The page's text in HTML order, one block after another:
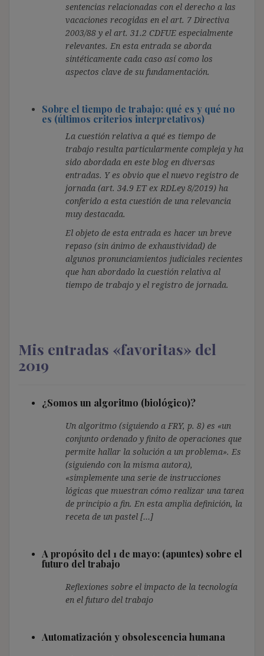
sentencias relacionadas con el derecho a las
vacaciones recogidas en el art. 7 Directiva
2003/88 y el art. 31.2 CDFUE especialmente
relevantes. En esta entrada se aborda
sintéticamente cada caso así como los
aspectos clave de su fundamentación.
Sobre el tiempo de trabajo: qué es y qué no
es (últimos criterios interpretativos)
La cuestión relativa a qué es tiempo de
trabajo resulta particularmente compleja y ha
sido abordada en este blog en diversas
entradas. Y es obvio que el nuevo registro de
jornada (art. 34.9 ET ex RDLey 8/2019) ha
conferido a esta cuestión de una relevancia
muy destacada.
El objeto de esta entrada es hacer un breve
repaso (sin ánimo de exhaustividad) de
algunos pronunciamientos judiciales recientes
que han abordado la cuestión relativa al
tiempo de trabajo y el registro de jornada.
Mis entradas «favoritas» del
2019
¿Somos un algoritmo (biológico)?
Un algoritmo (siguiendo a FRY, p. 8) es «un
conjunto ordenado y finito de operaciones que
permite hallar la solución a un problema». Es
(siguiendo con la misma autora),
«simplemente una serie de instrucciones
lógicas que muestran cómo realizar una tarea
de principio a fin. En esta amplia definición, la
receta de un pastel […]
A propósito del 1 de mayo: (apuntes) sobre el
futuro del trabajo
Reflexiones sobre el impacto de la tecnología
en el futuro del trabajo
Automatización y obsolescencia humana